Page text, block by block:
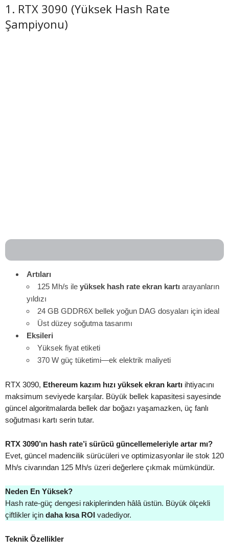
1. RTX 3090 (Yüksek Hash Rate
Şampiyonu)
Artıları
125 Mh/s ile yüksek hash rate ekran kartı arayanların
yıldızı
24 GB GDDR6X bellek yoğun DAG dosyaları için ideal
Üst düzey soğutma tasarımı
Eksileri
Yüksek fiyat etiketi
370 W güç tüketimi—ek elektrik maliyeti
RTX 3090, Ethereum kazım hızı yüksek ekran kartı ihtiyacını
maksimum seviyede karşılar. Büyük bellek kapasitesi sayesinde
güncel algoritmalarda bellek dar boğazı yaşamazken, üç fanlı
soğutması kartı serin tutar.
RTX 3090’ın hash rate’i sürücü güncellemeleriyle artar mı?
Evet, güncel madencilik sürücüleri ve optimizasyonlar ile stok 120
Mh/s civarından 125 Mh/s üzeri değerlere çıkmak mümkündür.
Neden En Yüksek?
Hash rate-güç dengesi rakiplerinden hâlâ üstün. Büyük ölçekli
çiftlikler için daha kısa ROI vadediyor.
Teknik Özellikler